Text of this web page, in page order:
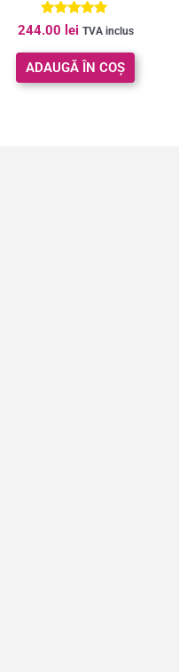
Evaluat la
4.92
din 5
244.00 lei TVA inclus
ADAUGĂ ÎN COȘ